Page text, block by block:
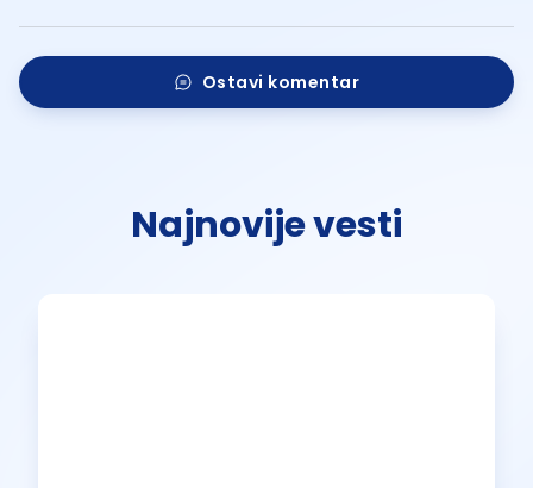
Ostavi komentar
Najnovije vesti